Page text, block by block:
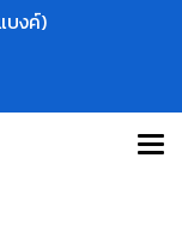
บงค์)